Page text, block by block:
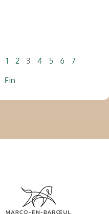
1 2 3 4 5 6
7
Fin